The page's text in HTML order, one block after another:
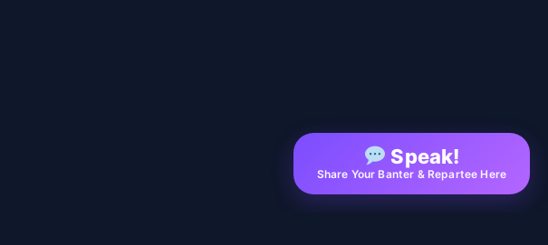
Speak!
Share Your Banter & Repartee Here